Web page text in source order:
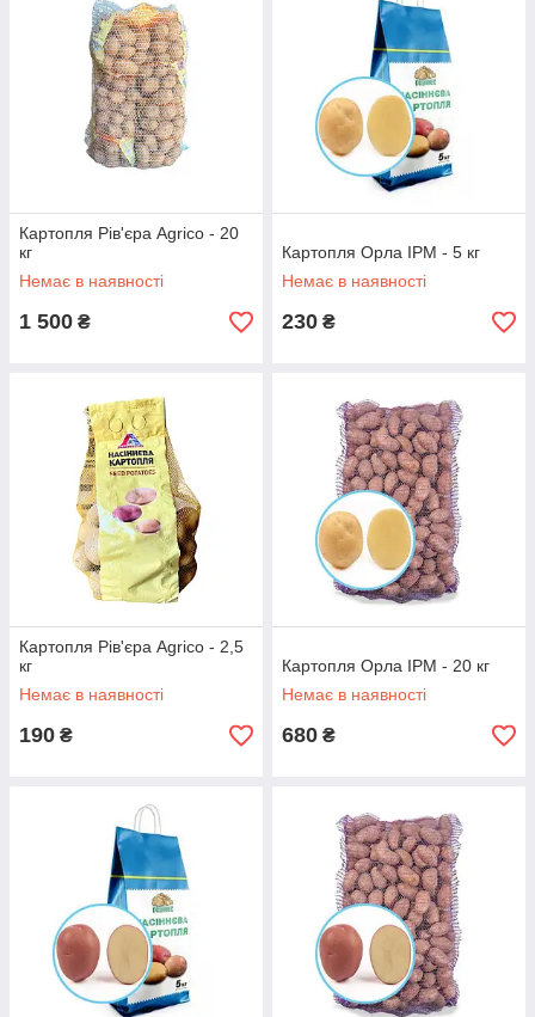
Картопля Рів'єра Agrico - 20
кг
Немає в наявності
1 500 ₴
Картопля Орла IPM - 5 кг
Немає в наявності
230 ₴
Картопля Рів'єра Agrico - 2,5
кг
Немає в наявності
190 ₴
Картопля Орла IPM - 20 кг
Немає в наявності
680 ₴